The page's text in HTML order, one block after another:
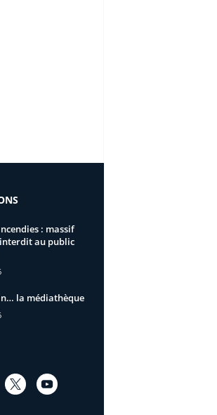
: massif
au public
la médiathèque